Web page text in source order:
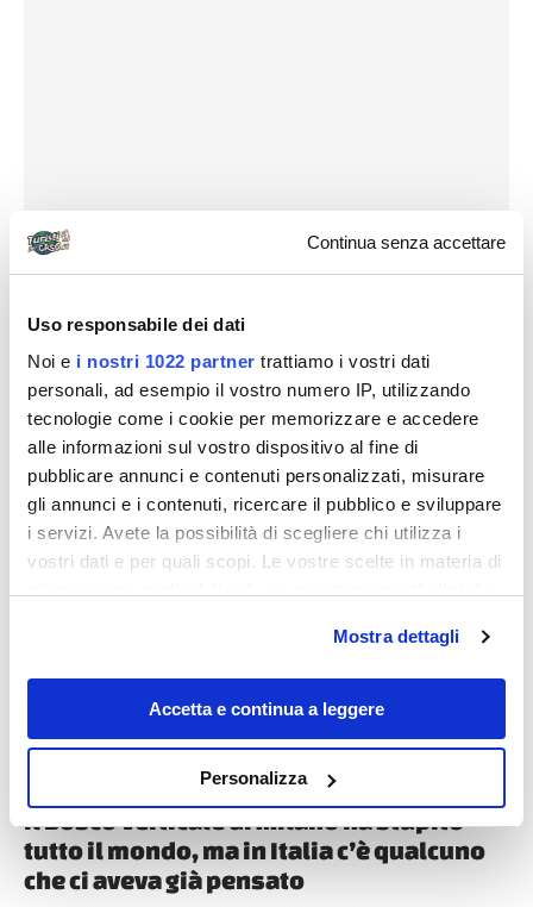
Continua senza accettare
Uso responsabile dei dati
Noi e i nostri 1022 partner trattiamo i vostri dati
personali, ad esempio il vostro numero IP, utilizzando
tecnologie come i cookie per memorizzare e accedere
alle informazioni sul vostro dispositivo al fine di
pubblicare annunci e contenuti personalizzati, misurare
gli annunci e i contenuti, ricercare il pubblico e sviluppare
i servizi. Avete la possibilità di scegliere chi utilizza i
vostri dati e per quali scopi. Le vostre scelte in materia di
modificare o revocare il proprio consenso in qualsiasi
momento dalla Dichiarazione sui cookie o facendo clic
sull'icona di attivazione della privacy.
raccogliere informazioni sulla tua posizione
geografica, con un'approssimazione di qualche
metro,
Identificare il tuo dispositivo, scansionandolo
Mostra dettagli
Accetta e continua a leggere
Personalizza
Destinazioni
Il Bosco Verticale di Milano ha stupito
tutto il mondo, ma in Italia c’è qualcuno
che ci aveva già pensato